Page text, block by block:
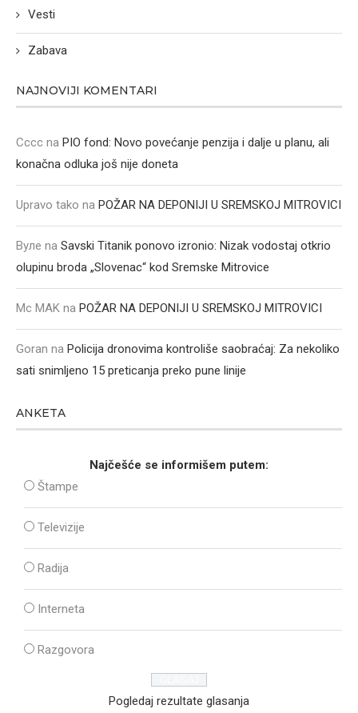
Vesti
Zabava
NAJNOVIJI KOMENTARI
Cccc na PIO fond: Novo povećanje penzija i dalje u planu, ali
konačna odluka još nije doneta
Upravo tako na POŽAR NA DEPONIJI U SREMSKOJ MITROVICI
Вуле na Savski Titanik ponovo izronio: Nizak vodostaj otkrio
olupinu broda „Slovenac“ kod Sremske Mitrovice
Mc MAK na POŽAR NA DEPONIJI U SREMSKOJ MITROVICI
Goran na Policija dronovima kontroliše saobraćaj: Za nekoliko
sati snimljeno 15 preticanja preko pune linije
ANKETA
Najčešće se informišem putem:
Štampe
Televizije
Radija
Interneta
Razgovora
Pogledaj rezultate glasanja